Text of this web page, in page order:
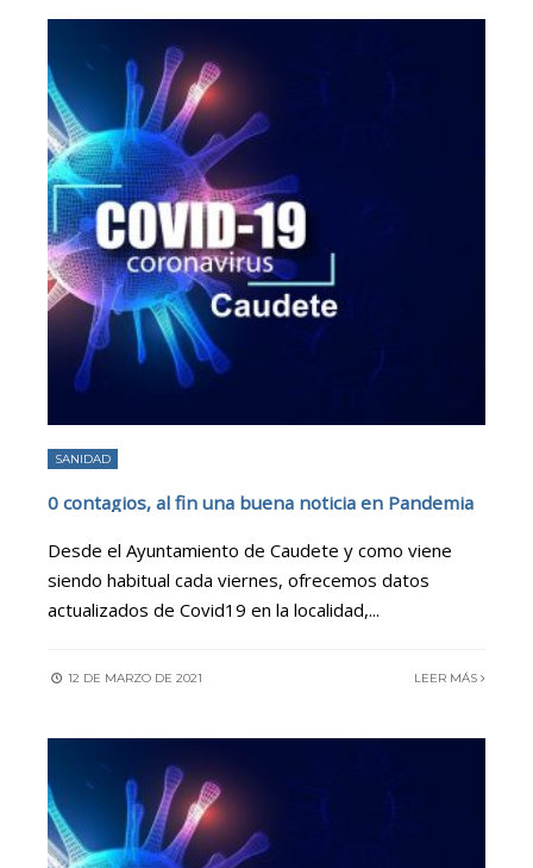
SANIDAD
0 contagios, al fin una buena noticia en Pandemia
Desde el Ayuntamiento de Caudete y como viene
siendo habitual cada viernes, ofrecemos datos
actualizados de Covid19 en la localidad,...
12 DE MARZO DE 2021 LEER MÁS